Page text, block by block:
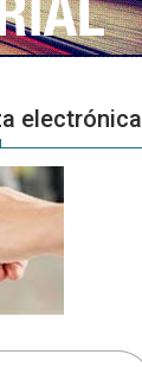
electrónica